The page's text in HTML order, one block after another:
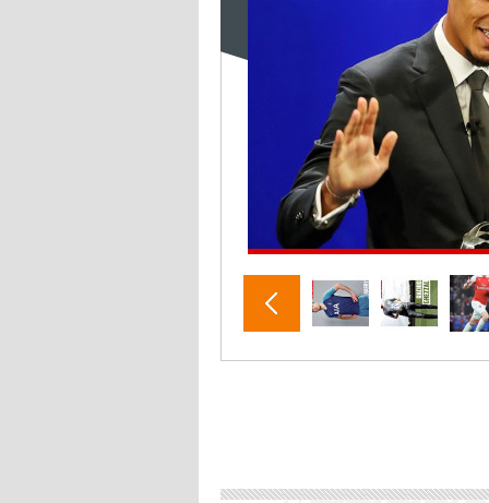
أنشيلوتي يصر على جلب كيليني
وقدوم الإيطالي يقترب